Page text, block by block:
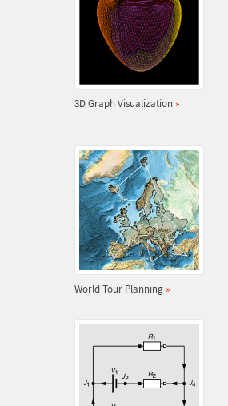
3D Graph Visualization »
World Tour Planning »